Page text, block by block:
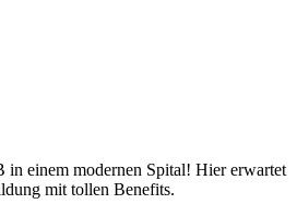
in einem modernen Spital! Hier erwartet
mit tollen Benefits.